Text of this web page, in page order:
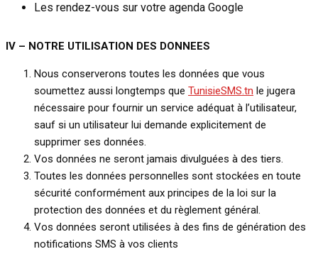
Les rendez-vous sur votre agenda Google
IV – NOTRE UTILISATION DES DONNEES
Nous conserverons toutes les données que vous
soumettez aussi longtemps que TunisieSMS.tn le jugera
nécessaire pour fournir un service adéquat à l’utilisateur,
sauf si un utilisateur lui demande explicitement de
supprimer ses données.
Vos données ne seront jamais divulguées à des tiers.
Toutes les données personnelles sont stockées en toute
sécurité conformément aux principes de la loi sur la
protection des données et du règlement général.
Vos données seront utilisées à des fins de génération des
notifications SMS à vos clients